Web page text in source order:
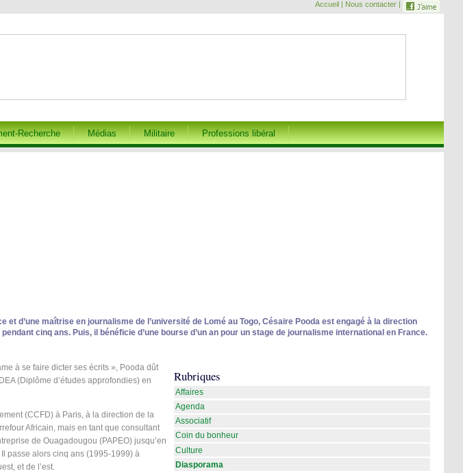
Accueil | Nous contacter |
Recherche Médias Militaire Professions libéral
d’une maîtrise en journalisme de l’université de Lomé au Togo, Césaire Pooda est engagé à la direction
cinq ans. Puis, il bénéficie d’une bourse d’un an pour un stage de journalisme international en France.
Rubriques
Affaires
Agenda
Associatif
Coin du bonheur
Culture
Diasporama
à se faire dicter ses écrits », Pooda dût
(Diplôme d’études approfondies) en
(CCFD) à Paris, à la direction de la
Africain, mais en tant que consultant
de Ouagadougou (PAPEO) jusqu’en
passe alors cinq ans (1995-1999) à
et de l’est.